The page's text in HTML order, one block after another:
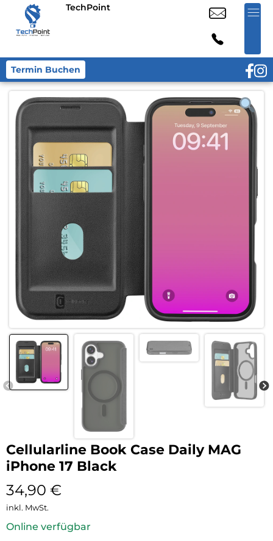
TechPoint
Termin Buchen
Cellularline Book Case Daily MAG
iPhone 17 Black
34,90 €
inkl. MwSt.
Online verfügbar